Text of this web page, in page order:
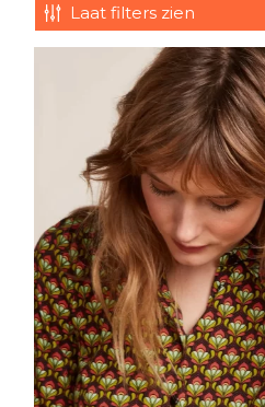
Laat filters zien